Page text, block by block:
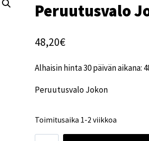
Peruutusvalo
48,20€
Alhaisin hinta 30 päivän aikana:
Peruutusvalo Jokon
Toimitusaika 1-2 viikkoa